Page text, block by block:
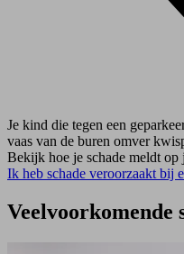
Je kind die tegen een
vaas van de buren omver
Bekijk hoe je schade meldt
Ik heb schade veroorzaakt bij
Veelvoorkomende